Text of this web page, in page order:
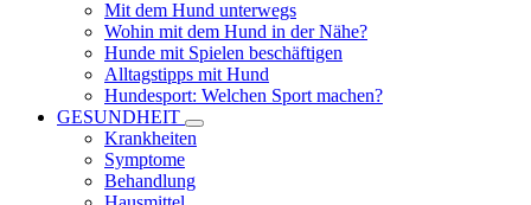
Mit dem Hund unterwegs
Wohin mit dem Hund in der Nähe?
Hunde mit Spielen beschäftigen
Alltagstipps mit Hund
Hundesport: Welchen Sport machen?
GESUNDHEIT
Krankheiten
Symptome
Behandlung